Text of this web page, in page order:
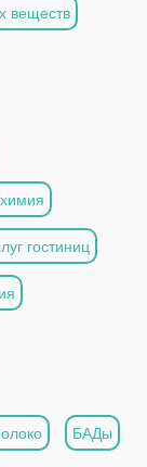
веществ
гостиниц
БАДы